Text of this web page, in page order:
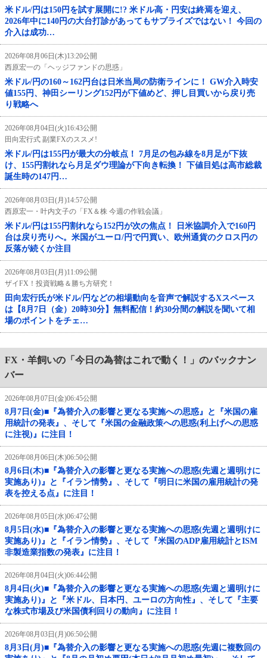
米ドル/円は150円を試す展開に!? 米ドル高・円安は終焉を迎え、
2026年中に140円の大台打診があってもサプライズではない！ 今回の
介入は成功…
2026年08月06日(木)13:20公開
西原宏一の「ヘッジファンドの思惑」
米ドル/円の160～162円台は日米当局の防衛ラインに！ GW介入時安
値155円、神田シーリング152円が下値めど、押し目買いから戻り売
り戦略へ
2026年08月04日(火)16:43公開
田向宏行式 副業FXのススメ!
米ドル/円は155円が最大の分岐点！ 7月足の包み線を8月足が下抜
け、155円割れなら月足ダウ理論が下向き転換！ 下値目処は高市総裁
誕生時の147円…
2026年08月03日(月)14:57公開
西原宏一・叶内文子の「FX＆株 今週の作戦会議」
米ドル/円は155円割れなら152円が次の焦点！ 日米協調介入で160円
台は戻り売りへ。米国がユーロ/円で円買い、欧州通貨のクロス円の
反落が続くか注目
2026年08月03日(月)11:09公開
ザイFX！投資戦略＆勝ち方研究！
田向宏行氏が米ドル/円などの相場動向を音声で解説するXスペース
は【8月7日（金）20時30分】無料配信！約30分間の解説を聞いて相
場のポイントをチェ…
FX・羊飼いの「今日の為替はこれで動く！」のバックナン
バー
2026年08月07日(金)06:45公開
8月7日(金)■『為替介入の影響と更なる実施への思惑』と『米国の雇
用統計の発表』、そして『米国の金融政策への思惑(利上げへの思惑
に注視)』に注目！
2026年08月06日(木)06:50公開
8月6日(木)■『為替介入の影響と更なる実施への思惑(先週と週明けに
実施あり)』と『イラン情勢』、そして『明日に米国の雇用統計の発
表を控える点』に注目！
2026年08月05日(水)06:47公開
8月5日(水)■『為替介入の影響と更なる実施への思惑(先週と週明けに
実施あり)』と『イラン情勢』、そして『米国のADP雇用統計とISM
非製造業指数の発表』に注目！
2026年08月04日(火)06:44公開
8月4日(火)■『為替介入の影響と更なる実施への思惑(先週と週明けに
実施あり)』と『米ドル、日本円、ユーロの方向性』、そして『主要
な株式市場及び米国債利回りの動向』に注目！
2026年08月03日(月)06:50公開
8月3日(月)■『為替介入の影響と更なる実施への思惑(先週に複数回の